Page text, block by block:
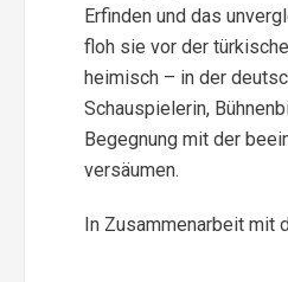
Erfinden und das
floh sie vor der
heimisch – in der
Schauspielerin,
Begegnung mit der
versäumen.
In Zusammenarbeit mit